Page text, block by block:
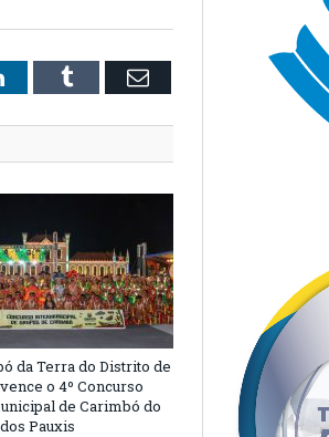
LinkedInTumblr Email
da Terra do Distrito de
o 4º Concurso
de Carimbó do
Pauxis